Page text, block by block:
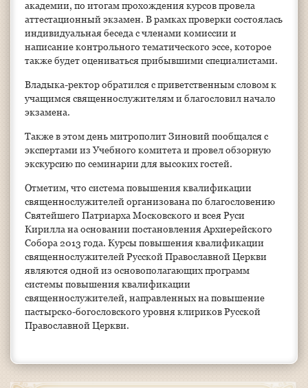
академии, по итогам прохождения курсов провела
аттестационный экзамен. В рамках проверки состоялась
индивидуальная беседа с членами комиссии и
написание контрольного тематического эссе, которое
также будет оцениваться прибывшими специалистами.
Владыка-ректор обратился с приветственным словом к
учащимся священнослужителям и благословил начало
экзамена.
Также в этом день митрополит Зиновий пообщался с
экспертами из Учебного комитета и провел обзорную
экскурсию по семинарии для высоких гостей.
Отметим, что система повышения квалификации
священнослужителей организована по благословению
Святейшего Патриарха Московского и всея Руси
Кирилла на основании постановления Архиерейского
Собора 2013 года. Курсы повышения квалификации
священнослужителей Русской Православной Церкви
являются одной из основополагающих программ
системы повышения квалификации
священнослужителей, направленных на повышение
пастырско-богословского уровня клириков Русской
Православной Церкви.